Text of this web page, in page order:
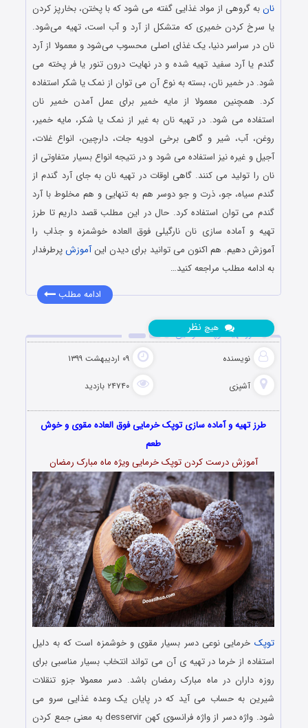
نانبه گروهی از مواد غذایی گفته می ‌شود که با پختن، بخارپز کردن
یا سرخ کردن خمیری که متشکل از آرد و آب است، تهیه می‌شود.
نان در سراسر دنیا، یک غذای اصلی محسوب می‌شود و معمولا از آرد
گندم یا آرد سفید تهیه شده و در نهایت درون تنور یا فر پخته می
شود. در خمیر نان، بسته به نوع آن می توان از نمک یا شکر استفاده
کرد. همچنین معمولا از مایه خمیر برای عمل آمدن خمیر نان
استفاده می‌ شود. در تهیه نان به غیر از نمک یا شکر، مایه خمیر،
روغن، آب، شیر و گاهی برخی ادویه جات، دارچین، انواع غلات،
آجیل و غیره نیز استفاده می شود و در نتیجه انواع بسیار متفاوتی از
نان را تولید می کنند. گاهی اوقات در تهیه نان به جای آرد گندم از
گندم سیاه، جو، ذرت و جو دوسر هم به تنهایی و هم مخلوط با آرد
گندم می توان استفاده کرد. حال در این مطلب قصد داریم تا طرز
تهیه و آماده سازی نان نارگیلی فوق العاده خوشمزه و جذاب را
آموزش دهیم. هم اکنون می توانید برای دیدن اینآموزشپرطرفدار
به ادامه مطلب مراجعه کنید…
ادامه مطلب
طرز تهیه توپک خرمایی
نویسنده ۰۹ اردیبهشت ۱۳۹۹
آشپزی ۲۴۷۴۰ بازدید
هیچ نظر
طرز تهیه و آماده سازی توپک خرمایی فوق العاده مقوی و خوش
طعم
آموزش درست کردن توپک خرمایی ویژه ماه مبارک رمضان
توپک خرمایی نوعی دسر بسیار مقوی و خوشمزه است که به دلیل
استفاده از خرما در تهیه ی آن می تواند انتخاب بسیار مناسبی برای
روزه داران در ماه مبارک رمضان باشد. دسر معمولا جزو تنقلات
شیرین به حساب می آید که در پایان یک وعده غذایی سرو می
شود. واژه دسر از واژه فرانسوی کهن desservir به معنی جمع کردن